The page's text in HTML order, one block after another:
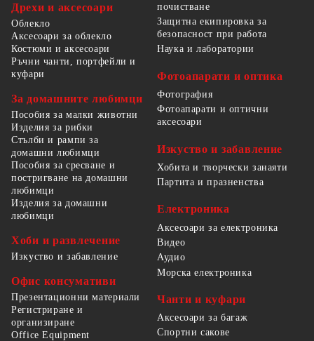
Дрехи и аксесоари
Облекло
Аксесоари за облекло
Костюми и аксесоари
Ръчни чанти, портфейли и
куфари
За домашните любимци
Пособия за малки животни
Изделия за рибки
Стълби и рампи за
домашни любимци
Пособия за сресване и
постригване на домашни
любимци
Изделия за домашни
любимци
Хоби и развлечение
Изкуство и забавление
Офис консумативи
Презентационни материали
Регистриране и
организиране
Office Equipment
почистване
Защитна екипировка за
безопасност при работа
Наука и лаборатории
Фотоапарати и оптика
Фотография
Фотоапарати и оптични
аксесоари
Изкуство и забавление
Хобита и творчески занаяти
Партита и празненства
Електроника
Аксесоари за електроника
Видео
Аудио
Морска електроника
Чанти и куфари
Аксесоари за багаж
Спортни сакове